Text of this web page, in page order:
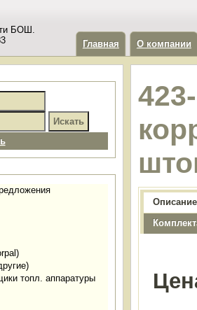
БОШ.
Главная О компании
топл. аппаратуры
Описание